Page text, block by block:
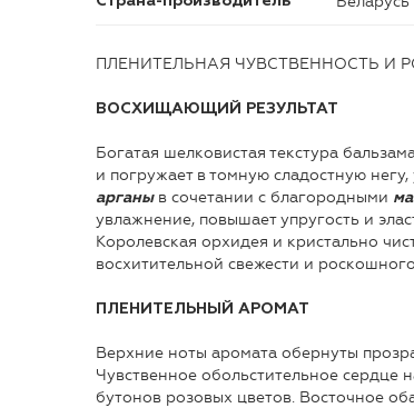
ПЛЕНИТЕЛЬНАЯ ЧУВСТВЕННОСТЬ И
ВОСХИЩАЮЩИЙ РЕЗУЛЬТАТ
Богатая шелковистая текстура
и погружает в томную сладостную
арганыв сочетании с благородными
увлажнение, повышает упругость и
Королевская орхидея и кристально
восхитительной свежести и
ПЛЕНИТЕЛЬНЫЙ АРОМАТ
Верхние ноты аромата обернуты
Чувственное обольстительное
бутонов розовых цветов. Восточное